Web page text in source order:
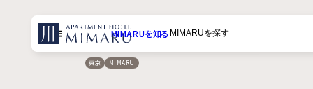
メニュー MIMARUを知る MIMARUを探す
東京 MIMARU